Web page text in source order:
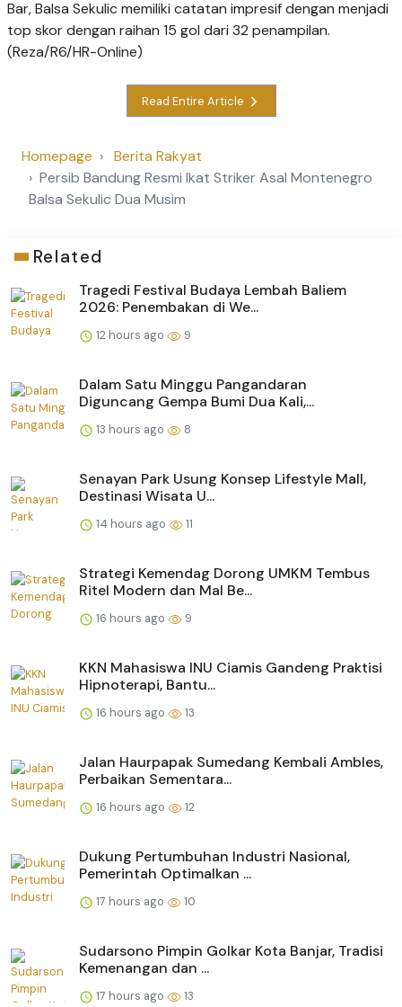
Bar, Balsa Sekulic memiliki catatan impresif dengan menjadi
top skor dengan raihan 15 gol dari 32 penampilan.
(Reza/R6/HR-Online)
Read Entire Article
Homepage
Berita Rakyat
Persib Bandung Resmi Ikat Striker Asal Montenegro
Balsa Sekulic Dua Musim
Related
Tragedi Festival Budaya Lembah Baliem
2026: Penembakan di We...
12 hours ago 9
Dalam Satu Minggu Pangandaran
Diguncang Gempa Bumi Dua Kali,...
13 hours ago 8
Senayan Park Usung Konsep Lifestyle Mall,
Destinasi Wisata U...
14 hours ago 11
Strategi Kemendag Dorong UMKM Tembus
Ritel Modern dan Mal Be...
16 hours ago 9
KKN Mahasiswa INU Ciamis Gandeng Praktisi
Hipnoterapi, Bantu...
16 hours ago 13
Jalan Haurpapak Sumedang Kembali Ambles,
Perbaikan Sementara...
16 hours ago 12
Dukung Pertumbuhan Industri Nasional,
Pemerintah Optimalkan ...
17 hours ago 10
Sudarsono Pimpin Golkar Kota Banjar, Tradisi
Kemenangan dan ...
17 hours ago 13